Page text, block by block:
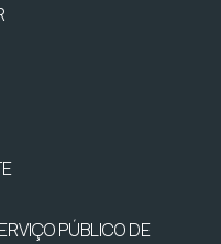
PÚBLICO DE